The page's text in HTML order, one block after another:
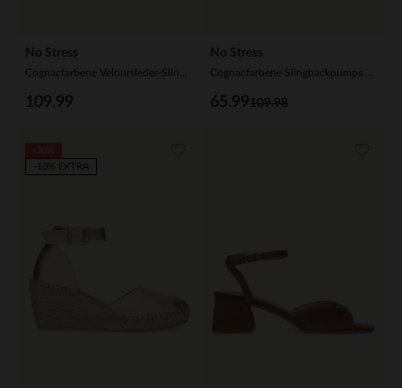
No Stress
109.99
No Stress
109.98
65.99
-10% EXTRA